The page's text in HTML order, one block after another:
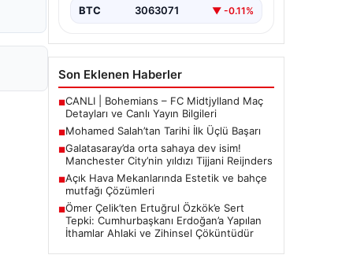
BTC 3063071 ▼ -0.11%
Son Eklenen Haberler
■CANLI | Bohemians – FC Midtjylland Maç
Detayları ve Canlı Yayın Bilgileri
■Mohamed Salah’tan Tarihi İlk Üçlü Başarı
■Galatasaray’da orta sahaya dev isim!
Manchester City’nin yıldızı Tijjani Reijnders
■Açık Hava Mekanlarında Estetik ve bahçe
mutfağı Çözümleri
■Ömer Çelik’ten Ertuğrul Özkök’e Sert
Tepki: Cumhurbaşkanı Erdoğan’a Yapılan
İthamlar Ahlaki ve Zihinsel Çöküntüdür